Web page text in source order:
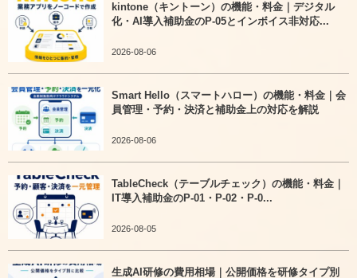
kintone（キントーン）の機能・料金｜デジタル
化・AI導入補助金のP-05とインボイス非対応...
2026-08-06
Smart Hello（スマートハロー）の機能・料金｜会
員管理・予約・決済と補助金上の対応を解説
2026-08-06
TableCheck（テーブルチェック）の機能・料金｜
IT導入補助金のP-01・P-02・P-0...
2026-08-05
生成AI研修の費用相場｜公開価格を研修タイプ別